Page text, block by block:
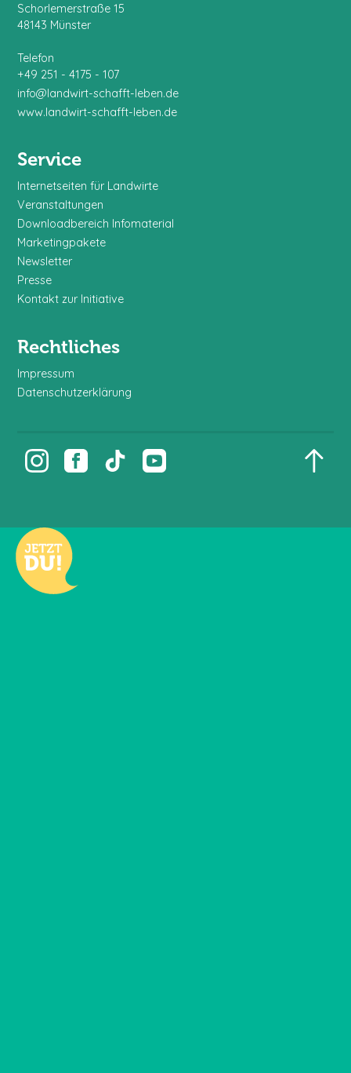
Schorlemerstraße 15
48143 Münster
Telefon
+49 251 - 4175 - 107
info@landwirt-schafft-leben.de
www.landwirt-schafft-leben.de
Service
Internetseiten für Landwirte
Veranstaltungen
Downloadbereich Infomaterial
Marketingpakete
Newsletter
Presse
Kontakt zur Initiative
Rechtliches
Impressum
Datenschutzerklärung